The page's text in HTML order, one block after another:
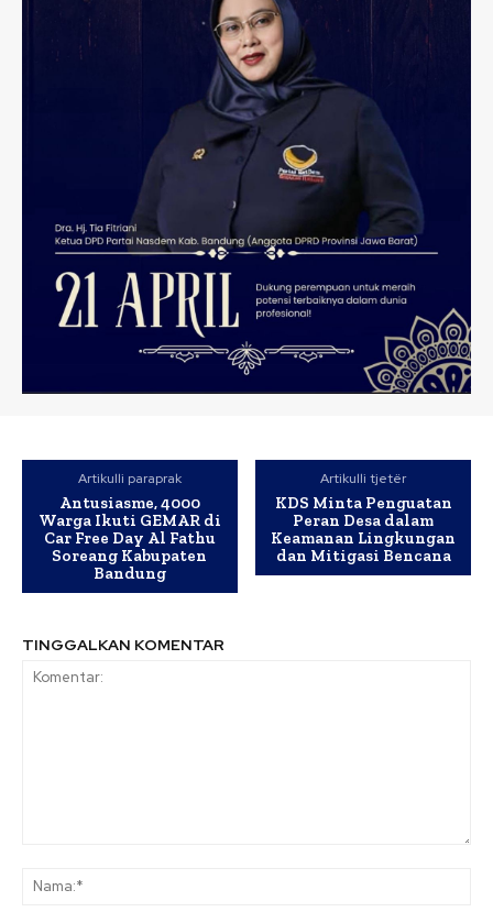
Artikulli paraprak
Antusiasme, 4000
Warga Ikuti GEMAR di
Car Free Day Al Fathu
Soreang Kabupaten
Bandung
Artikulli tjetër
KDS Minta Penguatan
Peran Desa dalam
Keamanan Lingkungan
dan Mitigasi Bencana
TINGGALKAN KOMENTAR